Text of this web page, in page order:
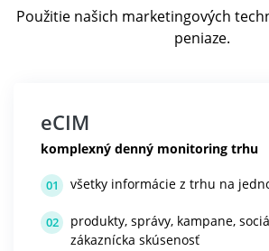
Použitie našich marketingových
peniaze.
eCIM
komplexný denný monitoring trhu
01 všetky informácie z trhu na
02
produkty, správy, kampane,
zákaznícka skúsenosť